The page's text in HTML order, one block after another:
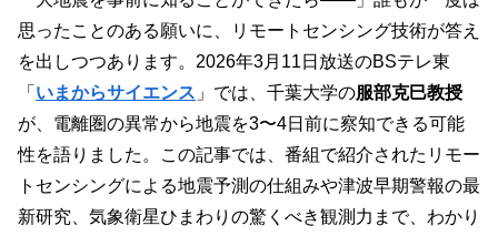
思ったことのある願いに、リモートセンシング技術が答え
を出しつつあります。2026年3月11日放送のBSテレ東
「 いまからサイエンス 」では、千葉大学の服部克巳教授
が、電離圏の異常から地震を3〜4日前に察知できる可能
性を語りました。この記事では、番組で紹介されたリモー
トセンシングによる地震予測の仕組みや津波早期警報の最
新研究、気象衛星ひまわりの驚くべき観測力まで、わかり